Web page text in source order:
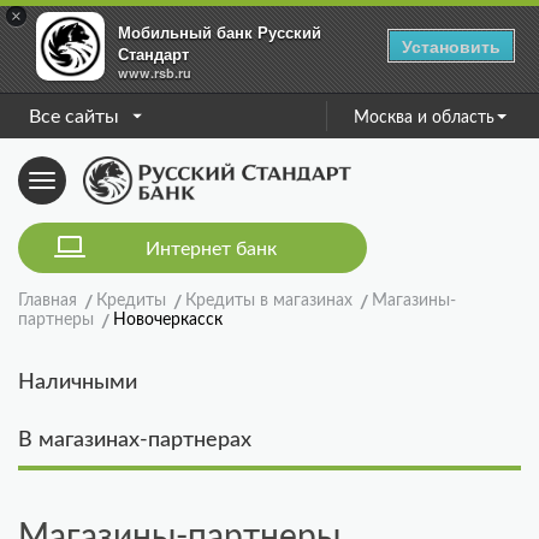
×
Мобильный банк Русский
Стандарт
www.rsb.ru
Установить
Все сайты Москва и область
Toggle
navigation
Интернет банк
Главная Кредиты Кредиты в магазинах
Магазины-
партнеры
Новочеркасск
Наличными
В магазинах-партнерах